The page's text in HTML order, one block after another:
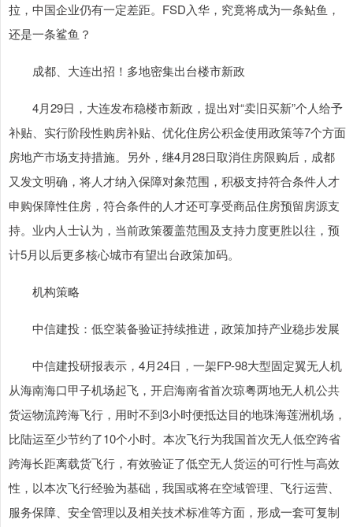
拉，中国企业仍有一定差距。FSD入华，究竟将成为一条鲇鱼，
还是一条鲨鱼？
成都、大连出招！多地密集出台楼市新政
4月29日，大连发布稳楼市新政，提出对“卖旧买新”个人给予
补贴、实行阶段性购房补贴、优化住房公积金使用政策等7个方面
房地产市场支持措施。另外，继4月28日取消住房限购后，成都
又发文明确，将人才纳入保障对象范围，积极支持符合条件人才
申购保障性住房，符合条件的人才还可享受商品住房预留房源支
持。业内人士认为，当前政策覆盖范围及支持力度更胜以往，预
计5月以后更多核心城市有望出台政策加码。
机构策略
中信建投：低空装备验证持续推进，政策加持产业稳步发展
中信建投研报表示，4月24日，一架FP-98大型固定翼无人机
从海南海口甲子机场起飞，开启海南省首次琼粤两地无人机公共
货运物流跨海飞行，用时不到3小时便抵达目的地珠海莲洲机场，
比陆运至少节约了10个小时。本次飞行为我国首次无人低空跨省
跨海长距离载货飞行，有效验证了低空无人货运的可行性与高效
性，以本次飞行经验为基础，我国或将在空域管理、飞行运营、
服务保障、安全管理以及相关技术标准等方面，形成一套可复制